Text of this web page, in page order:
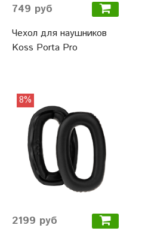
749 руб
Чехол для наушников
Koss Porta Pro
8%
2199 руб